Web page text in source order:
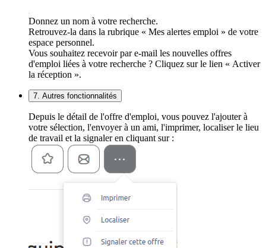
Donnez un nom à votre recherche.
Retrouvez-la dans la rubrique « Mes alertes emploi » de votre
espace personnel.
Vous souhaitez recevoir par e-mail les nouvelles offres
d'emploi liées à votre recherche ? Cliquez sur le lien « Activer
la réception ».
7. Autres fonctionnalités
Depuis le détail de l'offre d'emploi, vous pouvez l'ajouter à
votre sélection, l'envoyer à un ami, l'imprimer, localiser le lieu
de travail et la signaler en cliquant sur :